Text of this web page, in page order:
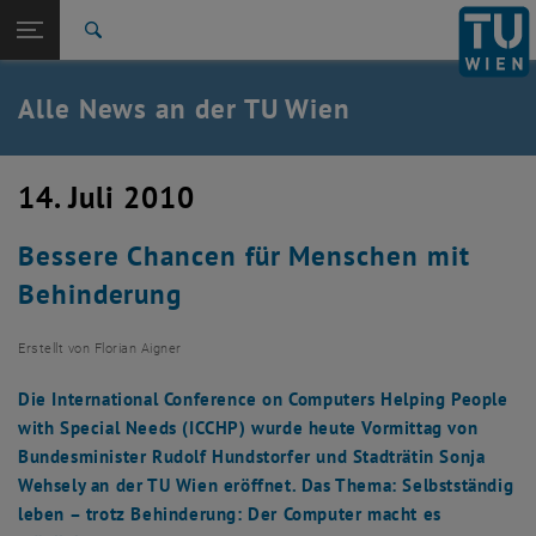
TU Login
Quicklinks
Quicklinks-Menü umschalten
Studium
Karriere
Zurück: Subseiten von TU Wien Startseite auflisten
Zurück zur letzten Ebene:
TU Wien Startseite
Übersicht
Alle News an der TU Wien
14. Juli 2010
Bessere Chancen für Menschen mit
Behinderung
Erstellt von Florian Aigner
Die International Conference on Computers Helping People
with Special Needs (ICCHP) wurde heute Vormittag von
Bundesminister Rudolf Hundstorfer und Stadträtin Sonja
Wehsely an der TU Wien eröffnet. Das Thema: Selbstständig
leben – trotz Behinderung: Der Computer macht es